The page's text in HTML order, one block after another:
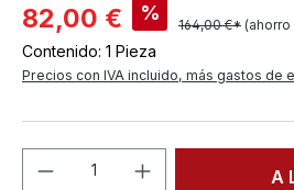
82,00 € %
164,00 €*
Contenido: 1 Pieza
Precios con IVA incluido, más gastos de
Cantidad del A